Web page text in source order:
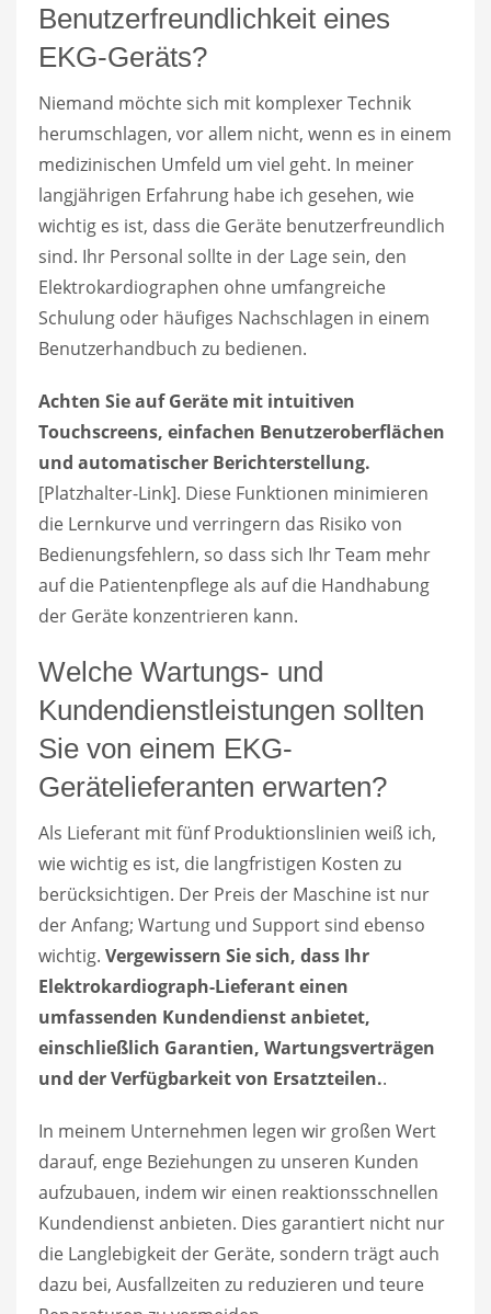
Benutzerfreundlichkeit eines
EKG-Geräts?
Niemand möchte sich mit komplexer Technik
herumschlagen, vor allem nicht, wenn es in einem
medizinischen Umfeld um viel geht. In meiner
langjährigen Erfahrung habe ich gesehen, wie
wichtig es ist, dass die Geräte benutzerfreundlich
sind. Ihr Personal sollte in der Lage sein, den
Elektrokardiographen ohne umfangreiche
Schulung oder häufiges Nachschlagen in einem
Benutzerhandbuch zu bedienen.
Achten Sie auf Geräte mit intuitiven
Touchscreens, einfachen Benutzeroberflächen
und automatischer Berichterstellung.
[Platzhalter-Link]. Diese Funktionen minimieren
die Lernkurve und verringern das Risiko von
Bedienungsfehlern, so dass sich Ihr Team mehr
auf die Patientenpflege als auf die Handhabung
der Geräte konzentrieren kann.
Welche Wartungs- und
Kundendienstleistungen sollten
Sie von einem EKG-
Gerätelieferanten erwarten?
Als Lieferant mit fünf Produktionslinien weiß ich,
wie wichtig es ist, die langfristigen Kosten zu
berücksichtigen. Der Preis der Maschine ist nur
der Anfang; Wartung und Support sind ebenso
wichtig. Vergewissern Sie sich, dass Ihr
Elektrokardiograph-Lieferant einen
umfassenden Kundendienst anbietet,
einschließlich Garantien, Wartungsverträgen
und der Verfügbarkeit von Ersatzteilen..
In meinem Unternehmen legen wir großen Wert
darauf, enge Beziehungen zu unseren Kunden
aufzubauen, indem wir einen reaktionsschnellen
Kundendienst anbieten. Dies garantiert nicht nur
die Langlebigkeit der Geräte, sondern trägt auch
dazu bei, Ausfallzeiten zu reduzieren und teure